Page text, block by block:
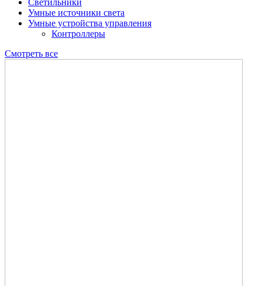
Светильники
Умные источники света
Умные устройства управления
Контроллеры
Смотреть все